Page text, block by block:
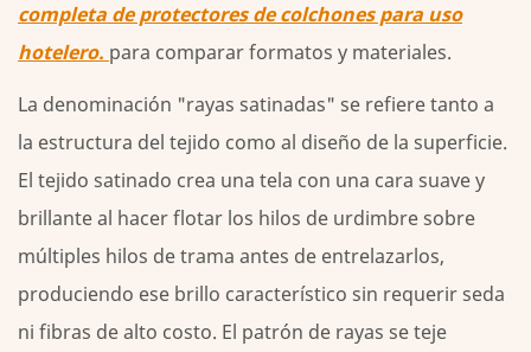
4
Por
los
compradores
de
hoteles
hostelería
eligen
Satin
completa de protectores de colchones para uso
hotelero. para comparar formatos y materiales.
La denominación "rayas satinadas" se refiere tanto a
la estructura del tejido como al diseño de la superficie.
El tejido satinado crea una tela con una cara suave y
brillante al hacer flotar los hilos de urdimbre sobre
múltiples hilos de trama antes de entrelazarlos,
produciendo ese brillo característico sin requerir seda
ni fibras de alto costo. El patrón de rayas se teje